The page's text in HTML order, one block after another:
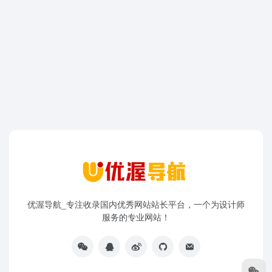
优渥导航_专注收录国内优秀网站站长平台，一个为设计师
服务的专业网站！